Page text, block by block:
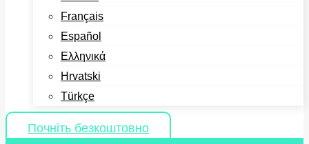
Français
Español
Ελληνικά
Hrvatski
Türkçe
Почніть безкоштовно